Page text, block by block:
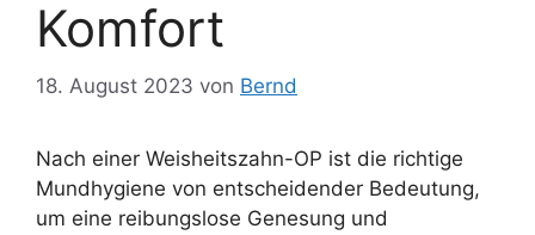
Komfort
18. August 2023 von Bernd
Nach einer Weisheitszahn-OP ist die richtige
Mundhygiene von entscheidender Bedeutung,
um eine reibungslose Genesung und